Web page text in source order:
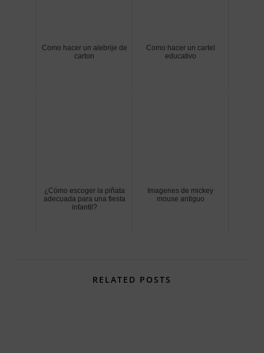
Como hacer un alebrije de
carton
Como hacer un cartel
educativo
¿Cómo escoger la piñata
adecuada para una fiesta
infantil?
Imagenes de mickey
mouse antiguo
RELATED POSTS